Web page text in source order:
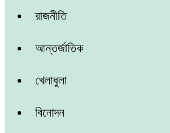
রাজনীতি
আন্তর্জাতিক
খেলাধুলা
বিনোদন